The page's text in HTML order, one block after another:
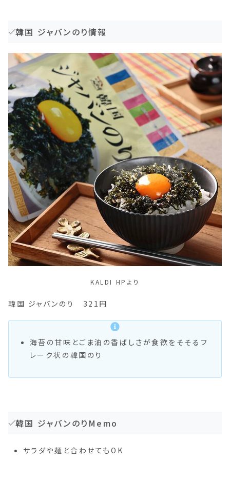
韓国 ジャバンのり情報
KALDI HPより
韓国 ジャバンのり 321円
海苔の甘味とごま油の香ばしさが食欲をそそるフ
レーク状の韓国のり
韓国 ジャバンのりMemo
サラダや麺と合わせてもOK